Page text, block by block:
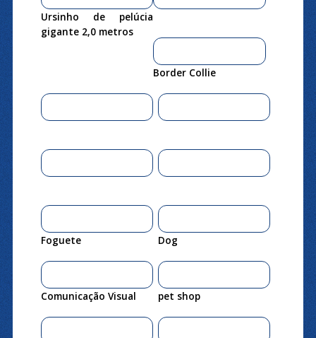
Ursinho de pelúcia
gigante 2,0 metros
Border Collie
Foguete Dog
Comunicação Visual pet shop